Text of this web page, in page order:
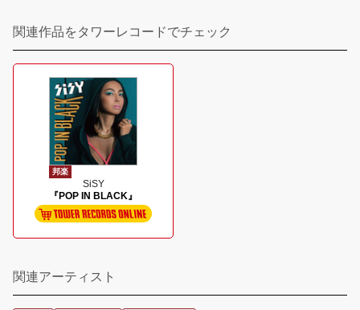
関連作品をタワーレコードでチェック
邦楽
SiSY
『POP IN BLACK』
関連アーティスト